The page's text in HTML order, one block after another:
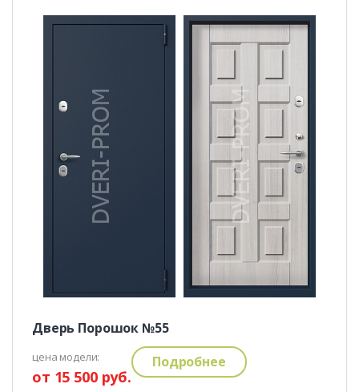
Дверь Порошок №55
цена модели:
от 15 500 руб.
Подробнее